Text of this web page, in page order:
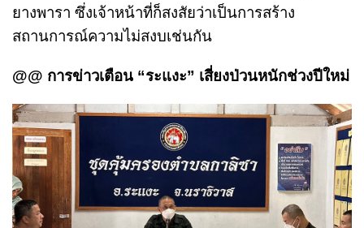
ยางพารา ซึ่งเจ้าหน้าที่ก็สงสัยว่าเป็นการสร้าง
สถานการณ์ความไม่สงบเช่นกัน
@@ การข่าวเตือน “ระแงะ” เสี่ยงป่วนหนักช่วงปีใหม่